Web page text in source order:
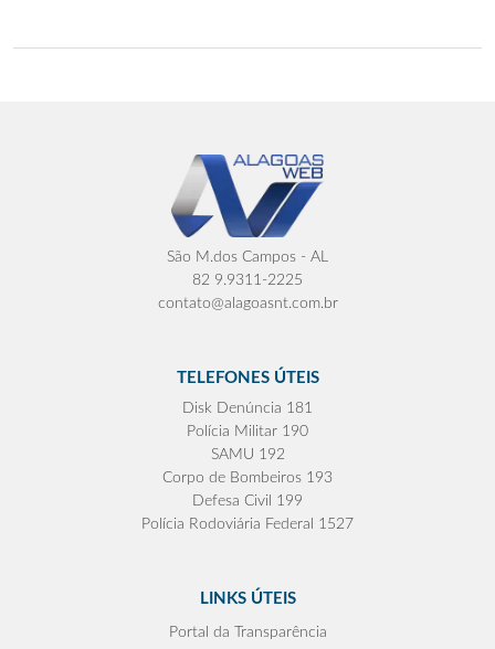
São M.dos Campos - AL
82 9.9311-2225
contato@alagoasnt.com.br
TELEFONES ÚTEIS
Disk Denúncia 181
Polícia Militar 190
SAMU 192
Corpo de Bombeiros 193
Defesa Civil 199
Polícia Rodoviária Federal 1527
LINKS ÚTEIS
Portal da Transparência